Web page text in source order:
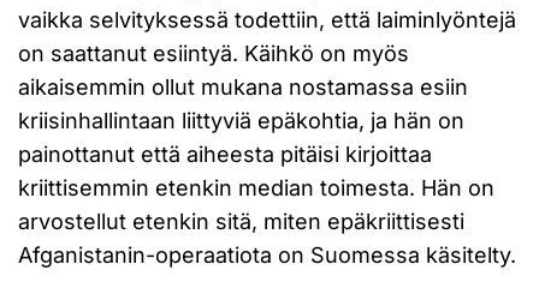
vaikka selvityksessä todettiin, että laiminlyöntejä
on saattanut esiintyä. Käihkö on myös
aikaisemmin ollut mukana nostamassa esiin
kriisinhallintaan liittyviä epäkohtia, ja hän on
painottanut että aiheesta pitäisi kirjoittaa
kriittisemmin etenkin median toimesta. Hän on
arvostellut etenkin sitä, miten epäkriittisesti
Afganistanin-operaatiota on Suomessa käsitelty.